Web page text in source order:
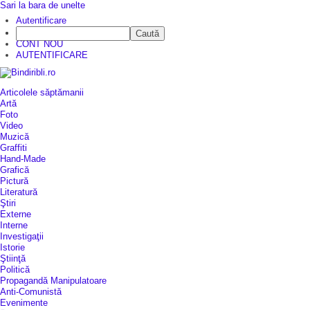
CONT NOU
AUTENTIFICARE
Articolele săptămanii
Artă
Foto
Video
Muzică
Graffiti
Hand-Made
Grafică
Pictură
Literatură
Ştiri
Externe
Interne
Investigaţii
Istorie
Ştiinţă
Politică
Propagandă Manipulatoare
Anti-Comunistă
Evenimente
Sari la bara de unelte
Autentificare
Caută